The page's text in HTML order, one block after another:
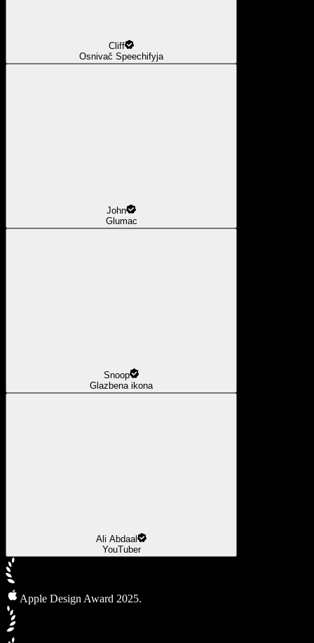
Cliff
Osnivač Speechifyja
John
Glumac
Snoop
Glazbena ikona
Ali Abdaal
YouTuber
Apple Design Award 2025.